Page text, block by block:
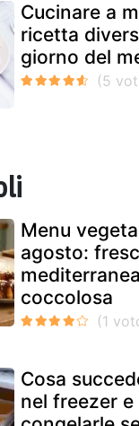
Cucinare a
ricetta
giorno del
Menu
agosto:
coccolosa
Cosa
nel freezer